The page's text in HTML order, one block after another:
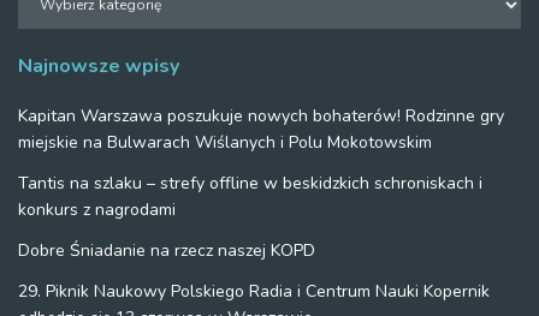
Najnowsze wpisy
Kapitan Warszawa poszukuje nowych bohaterów! Rodzinne gry
miejskie na Bulwarach Wiślanych i Polu Mokotowskim
Tantis na szlaku – strefy offline w beskidzkich schroniskach i
konkurs z nagrodami
Dobre Śniadanie na rzecz naszej KOPD
29. Piknik Naukowy Polskiego Radia i Centrum Nauki Kopernik